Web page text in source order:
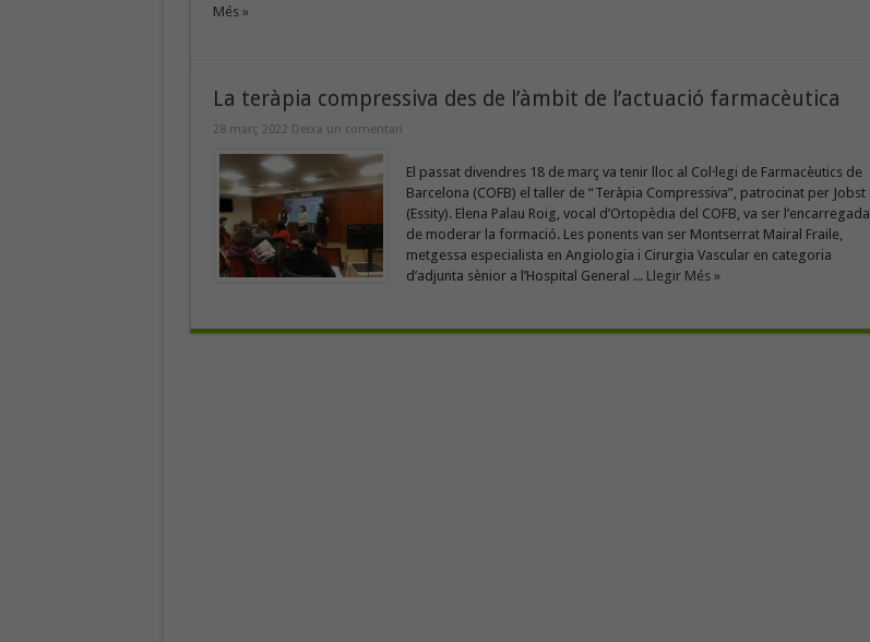
Més »
La teràpia compressiva des de l’àmbit de l’actuació farmacèutica
28 març 2022 Deixa un comentari
El passat divendres 18 de març va tenir lloc al Col·legi de Farmacèutics de
Barcelona (COFB) el taller de “Teràpia Compressiva”, patrocinat per Jobst
(Essity). Elena Palau Roig, vocal d’Ortopèdia del COFB, va ser l’encarregada
de moderar la formació. Les ponents van ser Montserrat Mairal Fraile,
metgessa especialista en Angiologia i Cirurgia Vascular en categoria
d’adjunta sènior a l’Hospital General ... Llegir Més »